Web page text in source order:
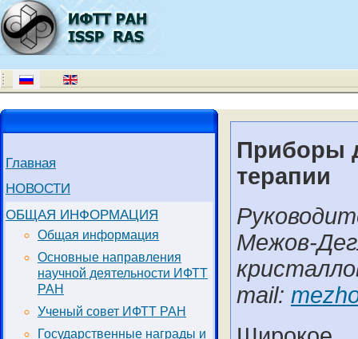
Главная
НОВОСТИ
ОБЩАЯ ИНФОРМАЦИЯ
Общая информация
Основные направления
научной деятельности ИФТТ
РАН
Ученый совет ИФТТ РАН
Государственные награды и
Приборы
терапии
Межов-
mail: